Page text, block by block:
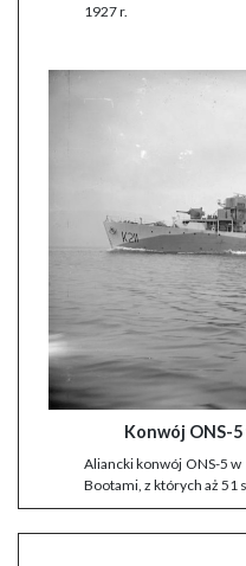
1927 r.
Konwój ONS-
Aliancki konwój ONS-5 w
Bootami, z których aż 51